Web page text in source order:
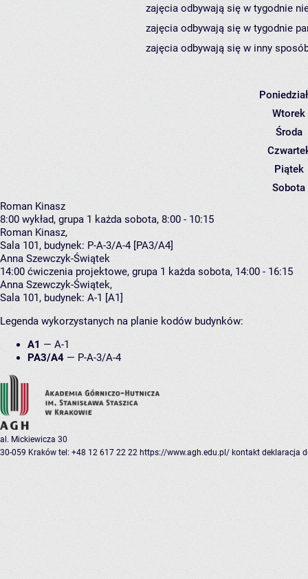
zajęcia odbywają się w tygodnie
zajęcia odbywają się w tygodnie
zajęcia odbywają się w inny
Wtorek
Środa
Piątek
Sobota
Roman Kinasz
8:00 wykład, grupa 1 każda sobota, 8:00 - 10:15
Roman Kinasz,
Sala 101, budynek: P-A-3/A-4 [PA3/A4]
Anna Szewczyk-Świątek
14:00 ćwiczenia projektowe, grupa 1 każda sobota, 14:00 - 16:15
Anna Szewczyk-Świątek,
Sala 101, budynek: A-1 [A1]
Legenda wykorzystanych na planie kodów budynków:
A1 — A-1
PA3/A4 — P-A-3/A-4
al. Mickiewicza 30
30-059 Kraków tel: +48 12 617 22 22 https://www.agh.edu.pl/ kontakt deklaracja